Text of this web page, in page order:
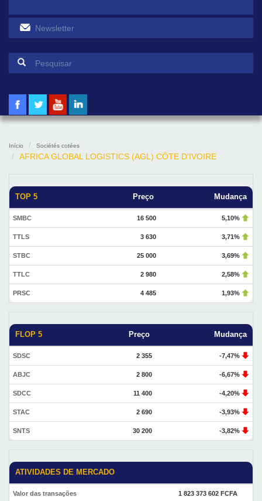
Formulário de pesquisa
Início Sociétés cotées
AFRICA GLOBAL LOGISTICS (AGL) CÔTE D'IVOIRE
TOP 5 Preço Mudança
SMBC 16 500 5,10%
TTLS 3 630 3,71%
STBC 25 000 3,69%
TTLC 2 980 2,58%
PRSC 4 485 1,93%
FLOP 5 Preço Mudança
SDSC 2 355 -7,47%
ABJC 2 800 -6,67%
SDCC 11 400 -4,20%
STAC 2 690 -3,93%
SNTS 30 200 -3,82%
ATIVIDADES DE MERCADO
Valor das transações 1 823 373 602 FCFA